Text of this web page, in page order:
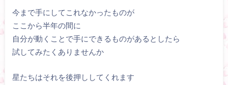
今まで手にしてこれなかったものが
ここから半年の間に
自分が動くことで手にできるものがあるとしたら
試してみたくありませんか
星たちはそれを後押ししてくれます